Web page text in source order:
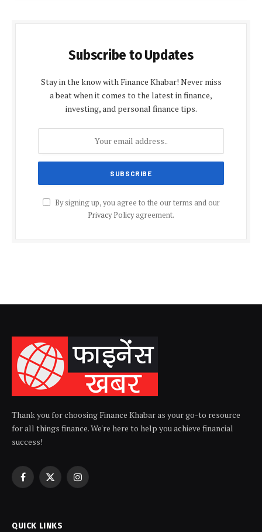
Subscribe to Updates
Stay in the know with Finance Khabar! Never miss
a beat when it comes to the latest in finance,
investing, and personal finance tips.
By signing up, you agree to the our terms and our
Privacy Policyagreement.
Thank you for choosing Finance Khabar as your go-to resource
for all things finance. We're here to help you achieve financial
success!
Facebook
X
Instagram
QUICK LINKS